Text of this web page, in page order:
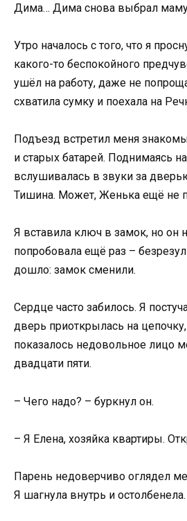
Дима… Дима снова выбрал
Утро началось с того, что я
какого-то беспокойного
ушёл на работу, даже не
схватила сумку и поехала на
Подъезд встретил меня
и старых батарей. Поднимаясь
вслушивалась в звуки за
Тишина. Может, Женька ещё не
Я вставила ключ в замок, но он
попробовала ещё раз –
дошло: замок сменили.
Сердце часто забилось. Я
дверь приоткрылась на
показалось недовольное лицо
двадцати пяти.
– Чего надо? – буркнул он.
– Я Елена, хозяйка квартиры.
Парень недоверчиво оглядел
Я шагнула внутрь и остолбенела.